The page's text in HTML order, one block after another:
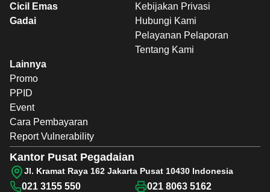
Cicil Emas
Gadai
Kebijakan Privasi
Hubungi Kami
Pelayanan Pelaporan
Tentang Kami
Lainnya
Promo
PPID
Event
Cara Pembayaran
Report Vulnerability
Kantor Pusat Pegadaian
Jl. Kramat Raya 162 Jakarta Pusat 10430 Indonesia
021 3155 550 021 8063 5162